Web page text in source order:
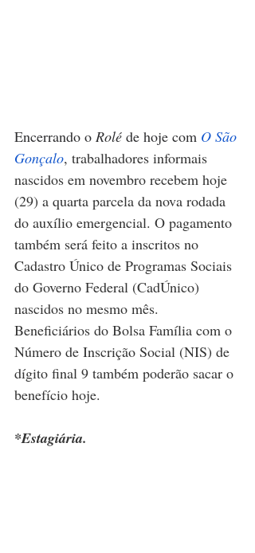
Encerrando o Rolé de hoje com O São
Gonçalo, trabalhadores informais
nascidos em novembro recebem hoje
(29) a quarta parcela da nova rodada
do auxílio emergencial. O pagamento
também será feito a inscritos no
Cadastro Único de Programas Sociais
do Governo Federal (CadÚnico)
nascidos no mesmo mês.
Beneficiários do Bolsa Família com o
Número de Inscrição Social (NIS) de
dígito final 9 também poderão sacar o
benefício hoje.
*Estagiária.